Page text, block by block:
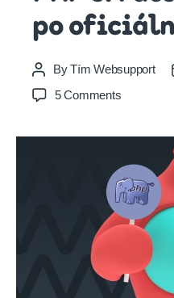
po
Post
author
ByTím Websupport
5 Commentson
ihneď
po
oficiálnom
vydaní